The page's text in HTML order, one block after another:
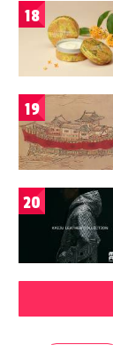
18
19
20